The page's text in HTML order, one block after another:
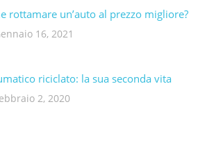
rottamare un’auto al prezzo migliore?
16, 2021
riciclato: la sua seconda vita​
2, 2020